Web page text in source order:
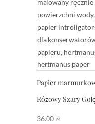
Papier
Różowy Szary
36.00zł